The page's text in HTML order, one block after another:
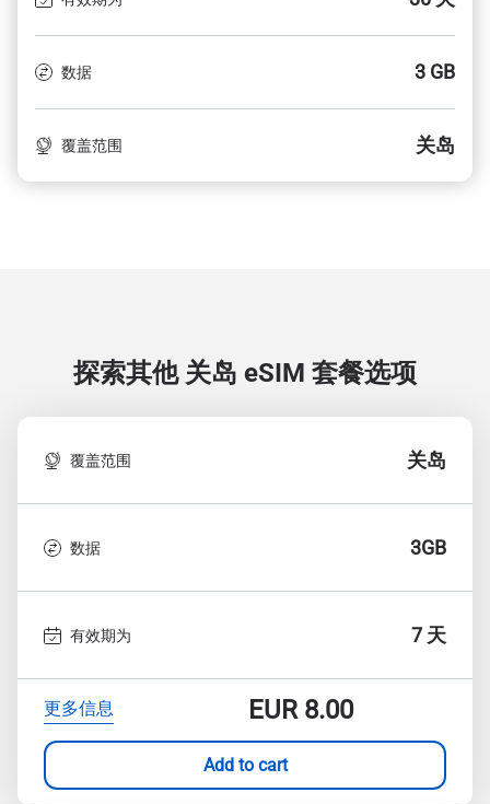
数据 3 GB
覆盖范围 关岛
探索其他 关岛 eSIM 套餐选项
覆盖范围 关岛
数据 3GB
有效期为 7 天
更多信息 EUR8.00
Add to cart